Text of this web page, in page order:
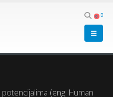
0
(eng. Human